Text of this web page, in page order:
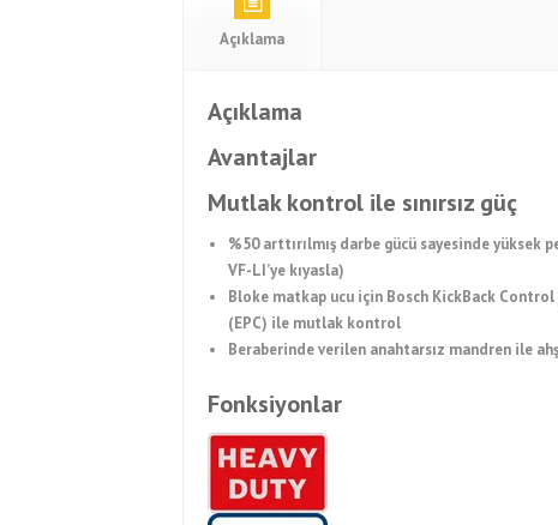
Açıklama
Açıklama
Avantajlar
Mutlak kontrol ile sınırsız güç
%50 arttırılmış darbe gücü sayesinde yüksek
VF-LI’ye kıyasla)
Bloke matkap ucu için Bosch KickBack
(EPC) ile mutlak kontrol
Beraberinde verilen anahtarsız mandren ile
Fonksiyonlar